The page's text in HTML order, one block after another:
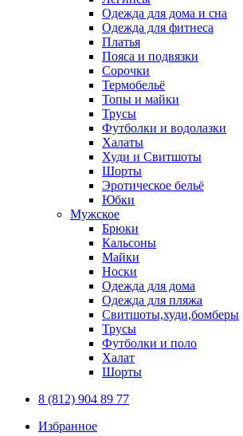
Одежда для дома и сна
Одежда для фитнеса
Платья
Пояса и подвязки
Сорочки
Термобельё
Топы и майки
Трусы
Футболки и водолазки
Халаты
Худи и Свитшоты
Шорты
Эротическое бельё
Юбки
Мужское
Брюки
Кальсоны
Майки
Носки
Одежда для дома
Одежда для пляжа
Свитшоты,худи,бомберы
Трусы
Футболки и поло
Халат
Шорты
8 (812) 904 89 77
Избранное